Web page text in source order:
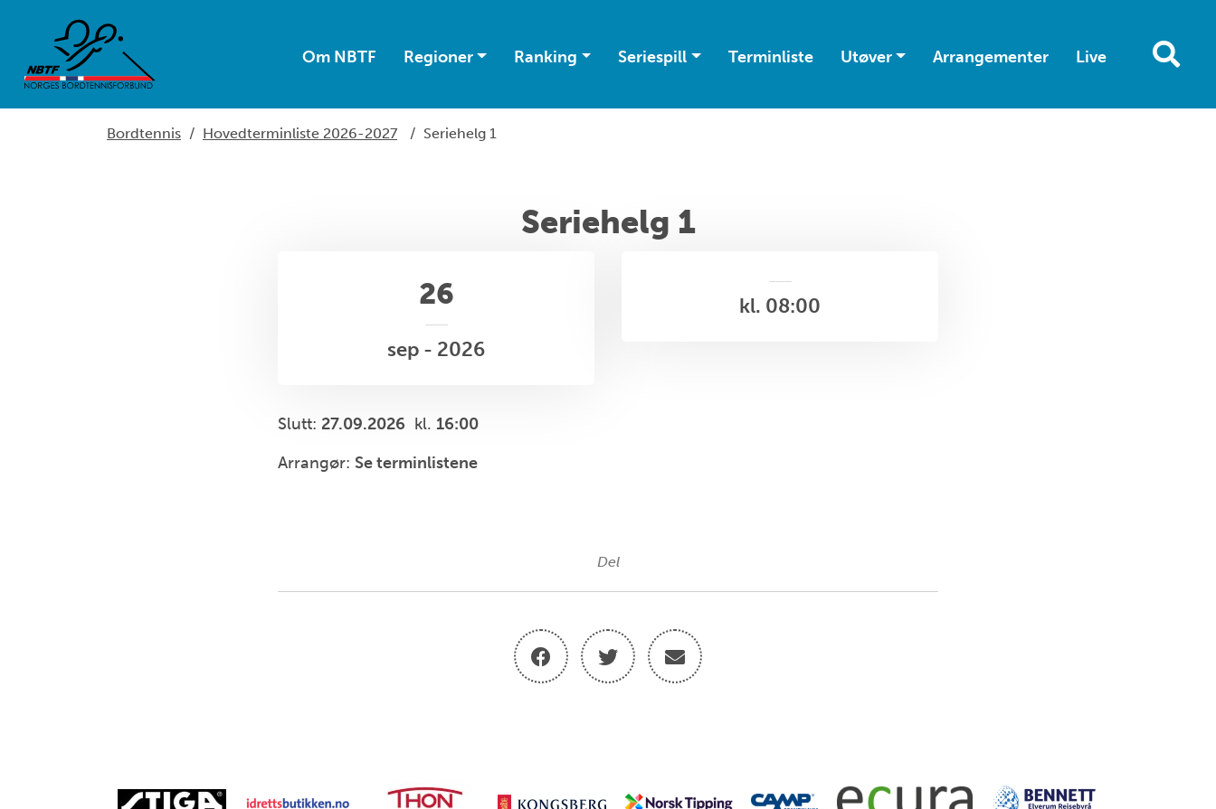
Om NBTF Regioner Ranking Seriespill Terminliste Utøver Arrangementer Live
Bordtennis / Hovedterminliste 2026-2027 / Seriehelg 1
Seriehelg 1
26
sep - 2026
kl. 08:00
Slutt: 27.09.2026 kl. 16:00
Arrangør: Se terminlistene
Del